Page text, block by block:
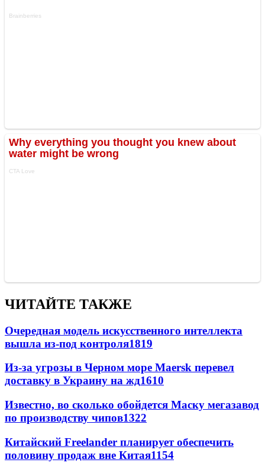
ЧИТАЙТЕ ТАКЖЕ
Очередная модель искусственного интеллекта
вышла из-под контроля1819
Из-за угрозы в Черном море Maersk перевел
доставку в Украину на жд1610
Известно, во сколько обойдется Маску мегазавод
по производству чипов1322
Китайский Freelander планирует обеспечить
половину продаж вне Китая1154